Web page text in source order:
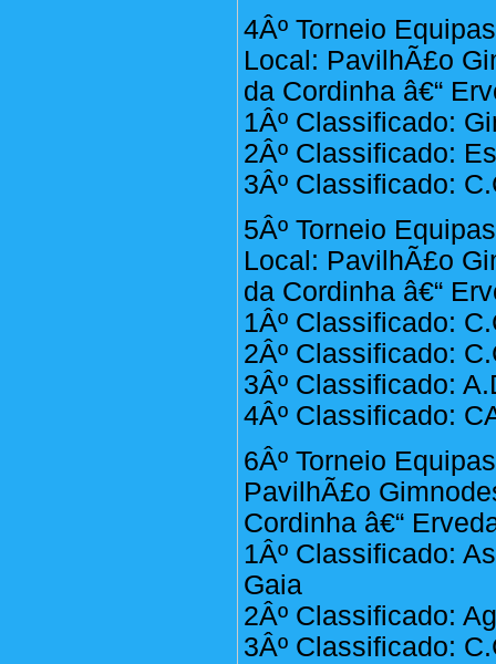
4Âº Torneio
Local: PavilhÃ£o
da Cordinha â€“
1Âº Classificado:
2Âº Classificado:
3Âº Classificado:
5Âº Torneio
Local: PavilhÃ£o
da Cordinha â€“
1Âº Classificado:
2Âº Classificado:
3Âº Classificado:
4Âº Classificado:
6Âº Torneio
PavilhÃ£o
Cordinha â€“
1Âº Classificado:
Gaia
2Âº Classificado:
3Âº Classificado: